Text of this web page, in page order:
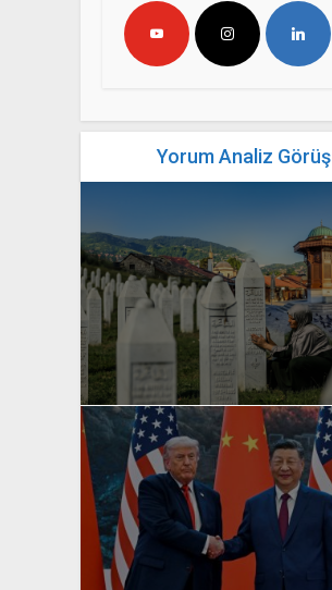
Yorum Analiz Görüş
yazan
Bahri Ak
yazan
Bahri Ak